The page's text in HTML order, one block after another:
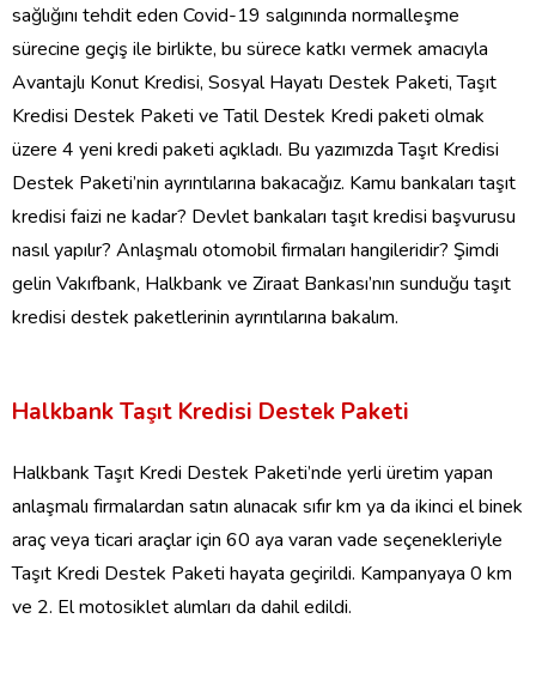
sağlığını tehdit eden Covid-19 salgınında normalleşme
sürecine geçiş ile birlikte, bu sürece katkı vermek amacıyla
Avantajlı Konut Kredisi, Sosyal Hayatı Destek Paketi, Taşıt
Kredisi Destek Paketi ve Tatil Destek Kredi paketi olmak
üzere 4 yeni kredi paketi açıkladı. Bu yazımızda Taşıt Kredisi
Destek Paketi’nin ayrıntılarına bakacağız. Kamu bankaları taşıt
kredisi faizi ne kadar? Devlet bankaları taşıt kredisi başvurusu
nasıl yapılır? Anlaşmalı otomobil firmaları hangileridir? Şimdi
gelin Vakıfbank, Halkbank ve Ziraat Bankası’nın sunduğu taşıt
kredisi destek paketlerinin ayrıntılarına bakalım.
Halkbank Taşıt Kredisi Destek Paketi
Halkbank Taşıt Kredi Destek Paketi’nde yerli üretim yapan
anlaşmalı firmalardan satın alınacak sıfır km ya da ikinci el binek
araç veya ticari araçlar için 60 aya varan vade seçenekleriyle
Taşıt Kredi Destek Paketi hayata geçirildi. Kampanyaya 0 km
ve 2. El motosiklet alımları da dahil edildi.